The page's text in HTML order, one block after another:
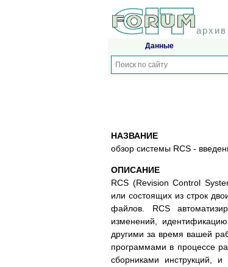
архив
Данные
НАЗВАНИЕ
обзор системы RCS -
ОПИСАНИЕ
RCS (Revision Control
или состоящих из строк
файлов. RCS
изменений,
другими за время вашей
программами в процессе
сборниками инструкций,